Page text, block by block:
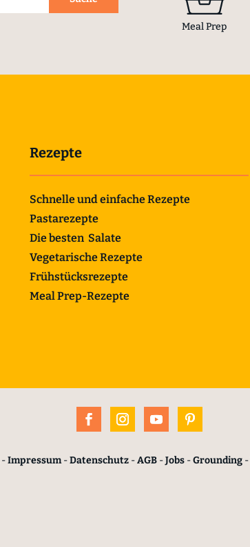
Meal Prep
Rezepte
Schnelle und einfache Rezepte
Pastarezepte
Die besten Salate
Vegetarische Rezepte
Frühstücksrezepte
Meal Prep-Rezepte
-Impressum-Datenschutz -AGB -Jobs -Grounding -